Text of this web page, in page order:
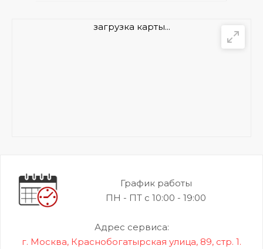
загрузка карты...
График работы
ПН - ПТ с 10:00 - 19:00
Адрес сервиса:
г. Москва, Краснобогатырская улица, 89, стр. 1.